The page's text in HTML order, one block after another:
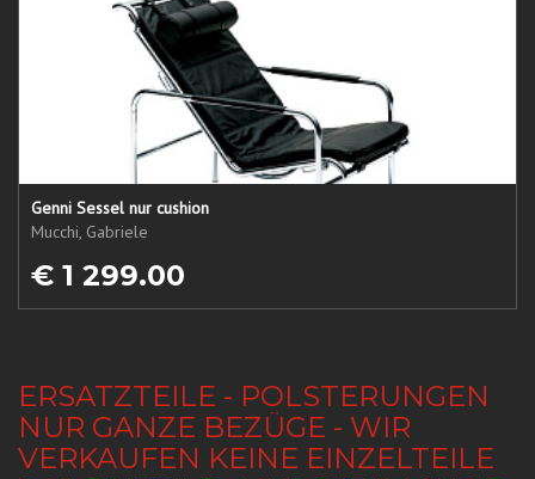
Genni Sessel nur cushion
Mucchi, Gabriele
€ 1 299.00
ERSATZTEILE - POLSTERUNGEN
NUR GANZE BEZÜGE - WIR
VERKAUFEN KEINE EINZELTEILE